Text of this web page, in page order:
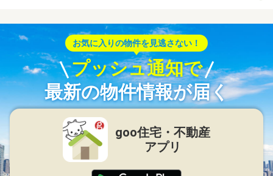
お気に入りの物件を見逃さない！
プッシュ通知で
最新の物件情報が届く
goo住宅・不動産
アプリ